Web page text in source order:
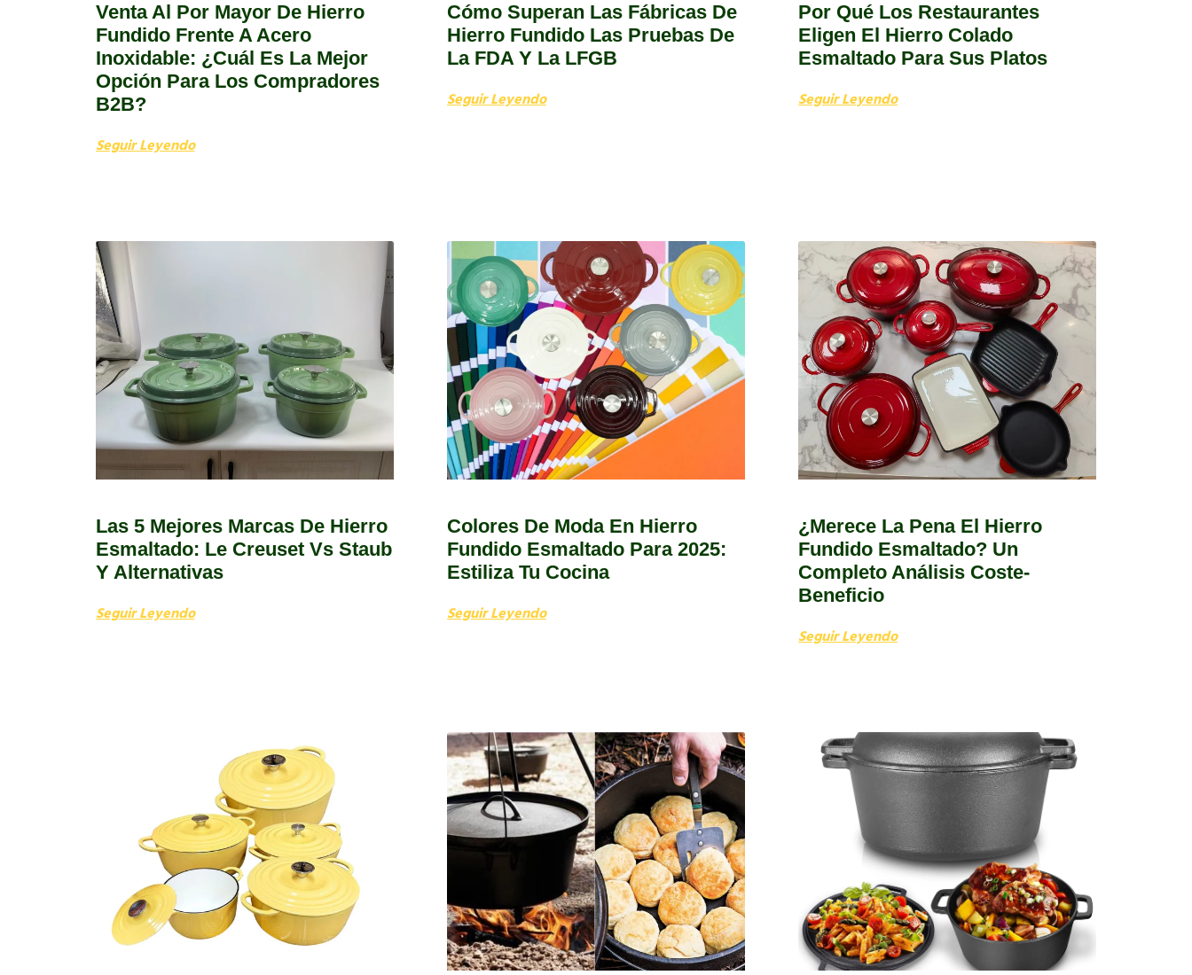
Venta Al Por Mayor De Hierro
Fundido Frente A Acero
Inoxidable: ¿cuál Es La Mejor
Opción Para Los Compradores
B2B?
Seguir Leyendo
Cómo Superan Las Fábricas De
Hierro Fundido Las Pruebas De
La FDA Y La LFGB
Seguir Leyendo
Por Qué Los Restaurantes
Eligen El Hierro Colado
Esmaltado Para Sus Platos
Seguir Leyendo
Las 5 Mejores Marcas De Hierro
Esmaltado: Le Creuset Vs Staub
Y Alternativas
Seguir Leyendo
Colores De Moda En Hierro
Fundido Esmaltado Para 2025:
Estiliza Tu Cocina
Seguir Leyendo
¿Merece La Pena El Hierro
Fundido Esmaltado? Un
Completo Análisis Coste-
Beneficio
Seguir Leyendo